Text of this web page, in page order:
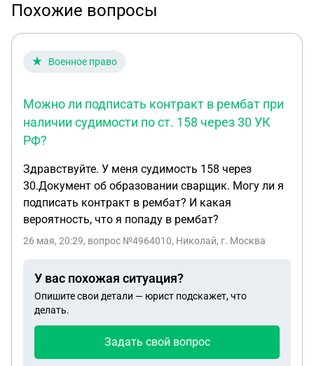
Похожие вопросы
Военное право
Можно ли подписать контракт в рембат при
наличии судимости по ст. 158 через 30 УК
РФ?
Здравствуйте. У меня судимость 158 через
30.Документ об образовании сварщик. Могу ли я
подписать контракт в рембат? И какая
вероятность, что я попаду в рембат?
26 мая, 20:29, вопрос №4964010, Николай, г. Москва
У вас похожая ситуация?
Опишите свои детали — юрист подскажет, что
делать.
Задать свой вопрос